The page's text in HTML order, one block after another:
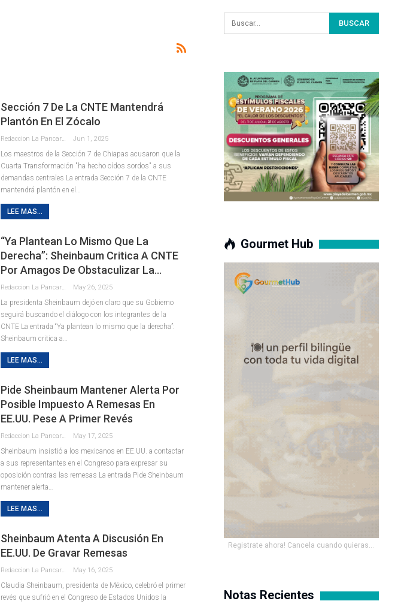
Sección 7 De La CNTE Mantendrá
Plantón En El Zócalo
Jun 1, 2025
Los maestros de la Sección 7 de Chiapas acusaron que la
Cuarta Transformación "ha hecho oídos sordos" a sus
demandas centrales La entrada Sección 7 de la CNTE
mantendrá plantón en el…
LEE MAS...
“Ya Plantean Lo Mismo Que La
Derecha”: Sheinbaum Critica A CNTE
Por Amagos De Obstaculizar La…
May 26, 2025
La presidenta Sheinbaum dejó en claro que su Gobierno
seguirá buscando el diálogo con los integrantes de la
CNTE La entrada “Ya plantean lo mismo que la derecha”:
Sheinbaum critica a…
LEE MAS...
Pide Sheinbaum Mantener Alerta Por
Posible Impuesto A Remesas En
EE.UU. Pese A Primer Revés
May 17, 2025
Sheinbaum insistió a los mexicanos en EE.UU. a contactar
a sus representantes en el Congreso para expresar su
oposición contras las remesas La entrada Pide Sheinbaum
mantener alerta…
LEE MAS...
Sheinbaum Atenta A Discusión En
EE.UU. De Gravar Remesas
May 16, 2025
Claudia Sheinbaum, presidenta de México, celebró el primer
revés que sufrió en el Congreso de Estados Unidos la
Gourmet Hub
Registrate ahora! Cancela cuando quieras...
Notas Recientes